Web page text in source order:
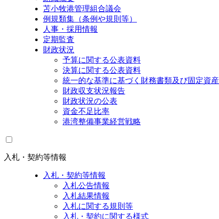
苫小牧港管理組合議会
例規類集（条例や規則等）
人事・採用情報
定期監査
財政状況
予算に関する公表資料
決算に関する公表資料
統一的な基準に基づく財務書類及び固定資
財政収支状況報告
財政状況の公表
資金不足比率
港湾整備事業経営戦略
入札・契約等情報
入札・契約等情報
入札公告情報
入札結果情報
入札に関する規則等
入札・契約に関する様式